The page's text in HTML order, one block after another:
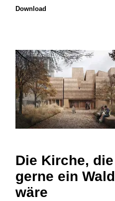
Download
Die Kirche, die
gerne ein Wald
wäre